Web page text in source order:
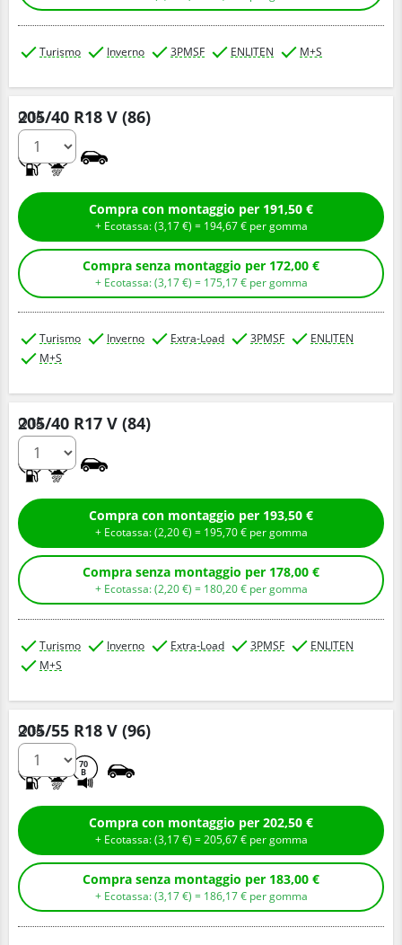
Turismo Inverno 3PMSF ENLITEN M+S
205/40 R18 V (86)
Q.tà
Compra con montaggio per 191,50 €
+ Ecotassa: (3,17€ ) = 194,67€ per gomma
Compra senza montaggio per 172,00 €
+ Ecotassa: (3,17€ ) = 175,17€ per gomma
Turismo Inverno Extra-Load 3PMSF
ENLITEN
M+S
205/40 R17 V (84)
Q.tà
Compra con montaggio per 193,50 €
+ Ecotassa: (2,20€ ) = 195,70€ per gomma
Compra senza montaggio per 178,00 €
+ Ecotassa: (2,20€ ) = 180,20€ per gomma
Turismo Inverno Extra-Load 3PMSF
ENLITEN
M+S
205/55 R18 V (96)
70
B
Q.tà
Compra con montaggio per 202,50 €
+ Ecotassa: (3,17€ ) =205,67€ per gomma
Compra senza montaggio per 183,00 €
+ Ecotassa: (3,17€ ) = 186,17€ per gomma